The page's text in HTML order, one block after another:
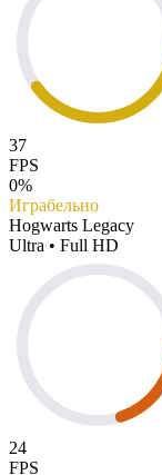
37
FPS
0%
Играбельно
Hogwarts Legacy
Ultra • Full HD
24
FPS